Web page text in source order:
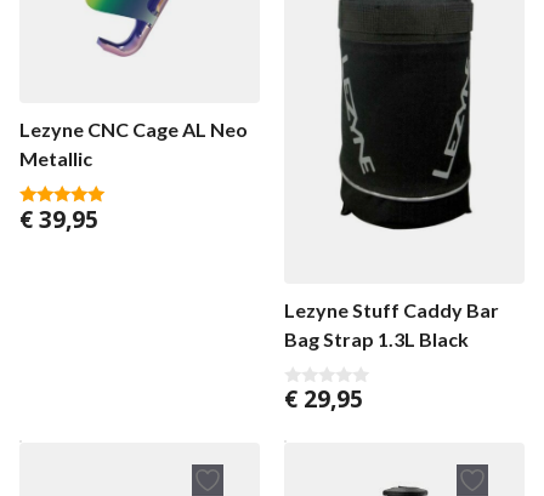
Lezyne CNC Cage AL Neo
Metallic
5.00
van 5
€39,95
Lezyne Stuff Caddy Bar
Bag Strap 1.3L Black
0
n
€ 29,95